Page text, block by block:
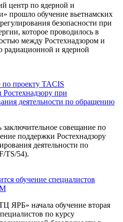
центр по ядерной и
прошло обучение вьетнамских
безопасности при
которое проводилось в
между Ростехнадзором и
радиационной и ядерной
по проекту TACIS
при
деятельности по обращению
заключительное совещание по
поддержки Ростехнадзору
деятельности по
TS/54).
обучение специалистов
ЯРБ» начала обучение вторая
по курсу